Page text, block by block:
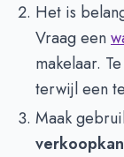
Het is
Vraag een
makelaar.
terwijl een
Maak